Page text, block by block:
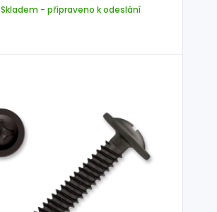
Skladem - připraveno k odeslání